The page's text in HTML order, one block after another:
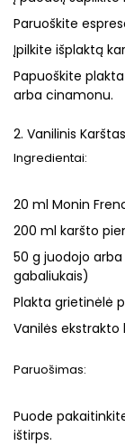
Paruoškite
Įpilkite išplaktą
Papuoškite
arba cinamonu.
2. Vanilinis
Ingredientai:
20 ml Monin
200 ml karšto
50 g juodojo
gabaliukais)
Plakta grietinėlė
Vanilės
Paruošimas:
Puode
ištirps.